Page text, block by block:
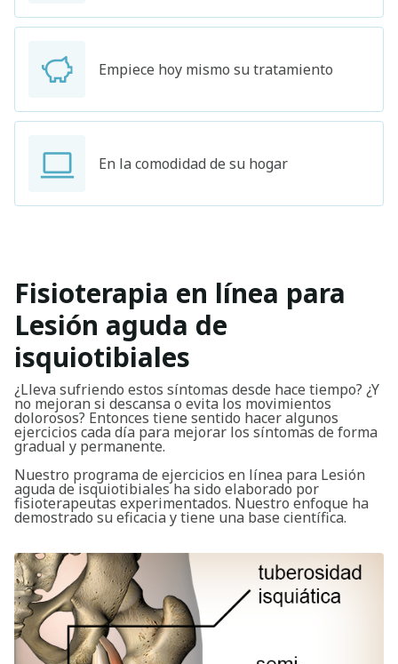
Empiece hoy mismo su tratamiento
En la comodidad de su hogar
Fisioterapia en línea para
Lesión aguda de
isquiotibiales
¿Lleva sufriendo estos síntomas desde hace tiempo? ¿Y
no mejoran si descansa o evita los movimientos
dolorosos? Entonces tiene sentido hacer algunos
ejercicios cada día para mejorar los síntomas de forma
gradual y permanente.
Nuestro programa de ejercicios en línea para Lesión
aguda de isquiotibiales ha sido elaborado por
fisioterapeutas experimentados. Nuestro enfoque ha
demostrado su eficacia y tiene una base científica.